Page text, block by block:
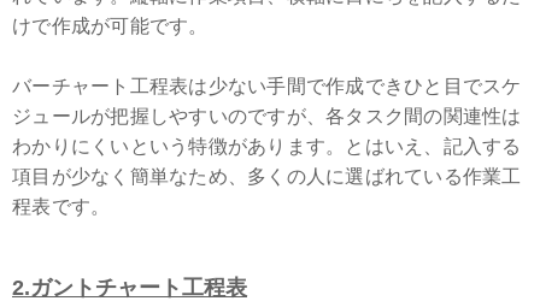
けで作成が可能です。
バーチャート工程表は少ない手間で作成できひと目でスケ
ジュールが把握しやすいのですが、各タスク間の関連性は
わかりにくいという特徴があります。とはいえ、記入する
項目が少なく簡単なため、多くの人に選ばれている作業工
程表です。
2.ガントチャート工程表